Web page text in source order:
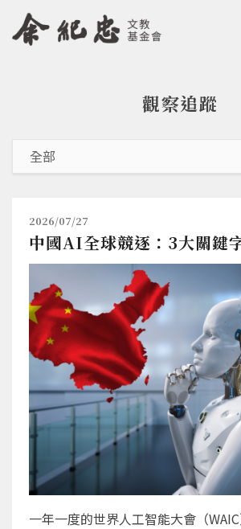
Jump to Navigation
Jump to Main
觀察追蹤
2026/07/27
中國AI全球競逐：3大關鍵
一年一度的世界人工智能大會（